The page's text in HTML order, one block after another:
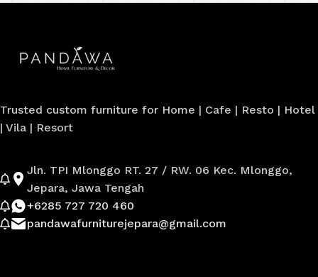
Trusted custom furniture for Home | Cafe | Resto | Hotel
| Vila | Resort
Jln. TPI Mlonggo RT. 27 / RW. 06 Kec. Mlonggo,
Jepara, Jawa Tengah
+6285 727 720 460
pandawafurniturejepara@gmail.com